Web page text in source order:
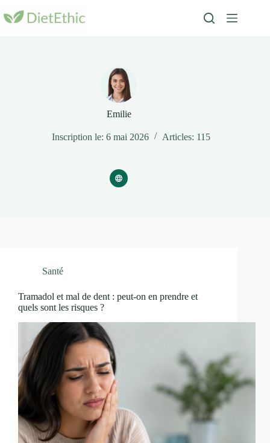
au
contenu
Emilie
Inscription le: 6 mai 2026 Articles: 115
Santé
Tramadol et mal de dent : peut-on en prendre et
quels sont les risques ?